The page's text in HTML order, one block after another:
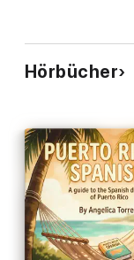
Hörbücher